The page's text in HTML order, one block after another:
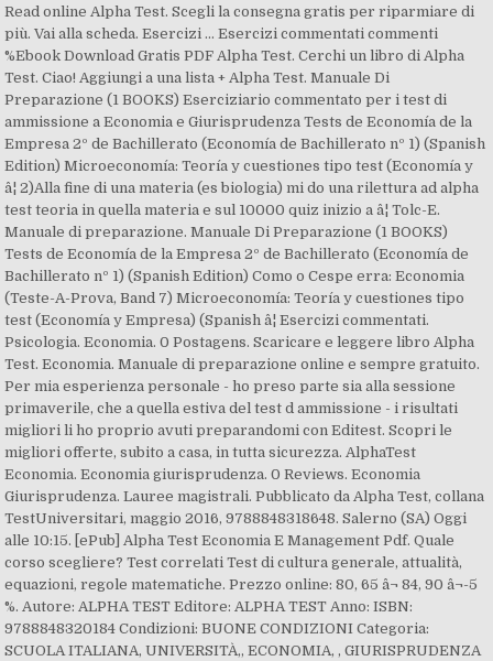
Read online Alpha Test. Scegli la consegna gratis per riparmiare di
più. Vai alla scheda. Esercizi ... Esercizi commentati commenti
%Ebook Download Gratis PDF Alpha Test. Cerchi un libro di Alpha
Test. Ciao! Aggiungi a una lista + Alpha Test. Manuale Di
Preparazione (1 BOOKS) Eserciziario commentato per i test di
ammissione a Economia e Giurisprudenza Tests de Economía de la
Empresa 2º de Bachillerato (Economía de Bachillerato nº 1) (Spanish
Edition) Microeconomía: Teoría y cuestiones tipo test (Economía y
â¦ 2)Alla fine di una materia (es biologia) mi do una rilettura ad alpha
test teoria in quella materia e sul 10000 quiz inizio a â¦ Tolc-E.
Manuale di preparazione. Manuale Di Preparazione (1 BOOKS)
Tests de Economía de la Empresa 2º de Bachillerato (Economía de
Bachillerato nº 1) (Spanish Edition) Como o Cespe erra: Economia
(Teste-A-Prova, Band 7) Microeconomía: Teoría y cuestiones tipo
test (Economía y Empresa) (Spanish â¦ Esercizi commentati.
Psicologia. Economia. 0 Postagens. Scaricare e leggere libro Alpha
Test. Economia. Manuale di preparazione online e sempre gratuito.
Per mia esperienza personale - ho preso parte sia alla sessione
primaverile, che a quella estiva del test d ammissione - i risultati
migliori li ho proprio avuti preparandomi con Editest. Scopri le
migliori offerte, subito a casa, in tutta sicurezza. AlphaTest
Economia. Economia giurisprudenza. 0 Reviews. Economia
Giurisprudenza. Lauree magistrali. Pubblicato da Alpha Test, collana
TestUniversitari, maggio 2016, 9788848318648. Salerno (SA) Oggi
alle 10:15. [ePub] Alpha Test Economia E Management Pdf. Quale
corso scegliere? Test correlati Test di cultura generale, attualità,
equazioni, regole matematiche. Prezzo online: 80, 65 â¬ 84, 90 â¬-5
%. Autore: ALPHA TEST Editore: ALPHA TEST Anno: ISBN:
9788848320184 Condizioni: BUONE CONDIZIONI Categoria:
SCUOLA ITALIANA, UNIVERSITÀ,, ECONOMIA, , GIURISPRUDENZA